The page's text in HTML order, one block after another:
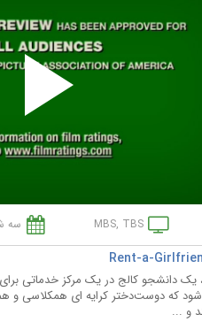
Play
MBS, TBS سه
یک دانشجو کالج در یک مرکز خدماتی
که دوست‌دختر کرایه ای همکلاسی و
و ...